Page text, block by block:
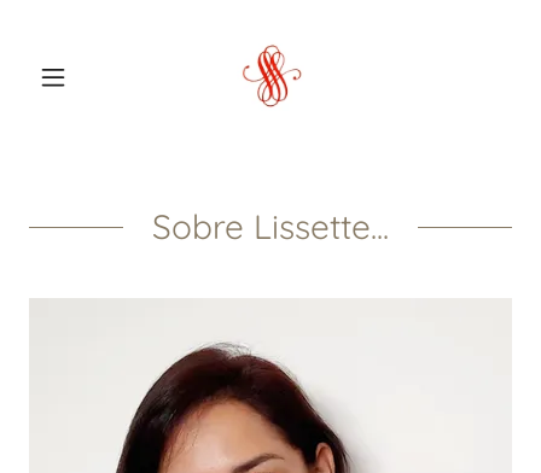
Sobre Lissette...